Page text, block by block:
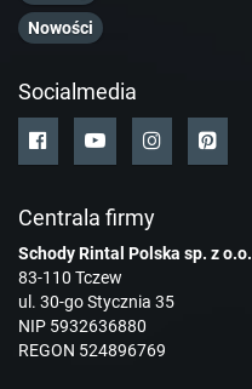
Nowości
Socialmedia
Centrala firmy
Schody Rintal Polska sp. z o.o.
83-110 Tczew
ul. 30-go Stycznia 35
NIP 5932636880
REGON 524896769